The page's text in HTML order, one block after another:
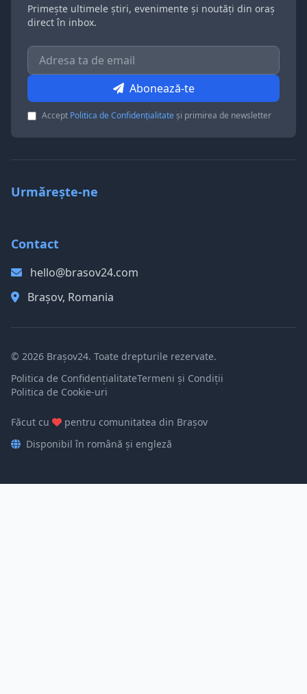
Primește ultimele știri, evenimente și noutăți din oraș
direct în inbox.
Abonează-te
Accept Politica de Confidențialitateși primirea de newsletter
Urmărește-ne
Contact
hello@brasov24.com
Brașov, Romania
© 2026 Brașov24. Toate drepturile rezervate.
Politica de ConfidențialitateTermeni și Condiții
Politica de Cookie-uri
Făcut cu
pentru comunitatea din Brașov
Disponibil în română și engleză